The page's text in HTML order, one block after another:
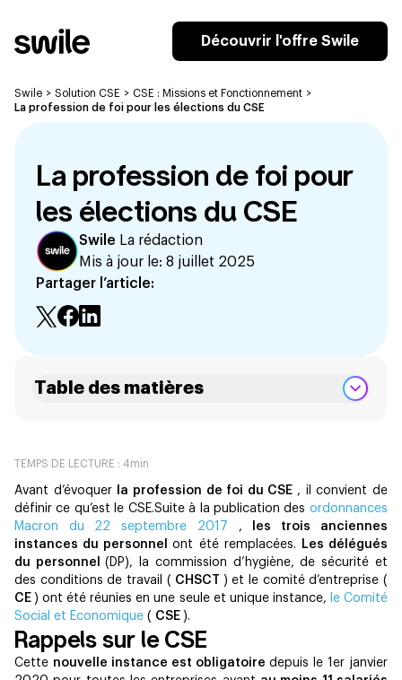
Découvrir l'offre Swile
Swile > Solution CSE > CSE : Missions et Fonctionnement >
La profession de foi pour les élections du CSE
La profession de foi pour
les élections du CSE
Swile La rédaction
Mis à jour le: 8 juillet 2025
Partager l’article:
TEMPS DE LECTURE : 4min
Avant d’évoquer la profession de foi du CSE , il convient de
définir ce qu’est le CSE.Suite à la publication des ordonnances
Macron du 22 septembre 2017 ,
les trois anciennes
instances du personnelont été remplacées.
Les délégués
du personnel(DP), la commission d’hygiène, de sécurité et
des conditions de travail ( CHSCT ) et le comité d’entreprise (
CE ) ont été réunies en une seule et unique instance, le Comité
Social et Economique ( CSE ).
Rappels sur le CSE
Cette nouvelle instance est obligatoire depuis le 1er janvier
Table des matières